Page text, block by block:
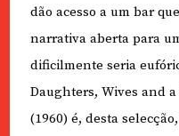
dão acesso a um bar
narrativa aberta para
dificilmente seria
Daughters, Wives and
(1960) é, desta